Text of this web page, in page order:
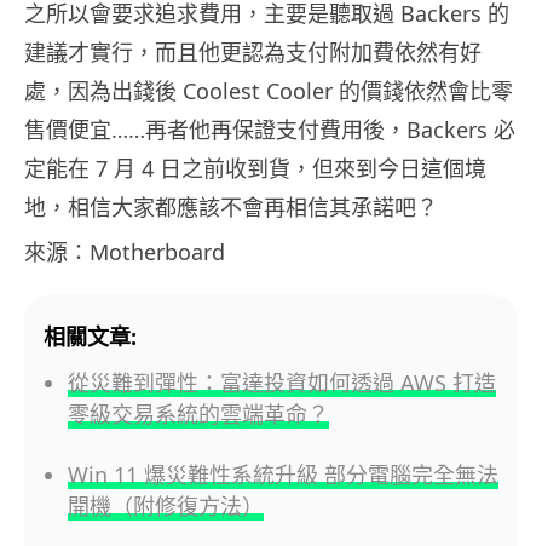
之所以會要求追求費用，主要是聽取過 Backers 的
建議才實行，而且他更認為支付附加費依然有好
處，因為出錢後 Coolest Cooler 的價錢依然會比零
售價便宜……再者他再保證支付費用後，Backers 必
定能在 7 月 4 日之前收到貨，但來到今日這個境
地，相信大家都應該不會再相信其承諾吧？
來源：Motherboard
相關文章:
從災難到彈性：富達投資如何透過 AWS 打造
零級交易系統的雲端革命？
Win 11 爆災難性系統升級 部分電腦完全無法
開機（附修復方法）